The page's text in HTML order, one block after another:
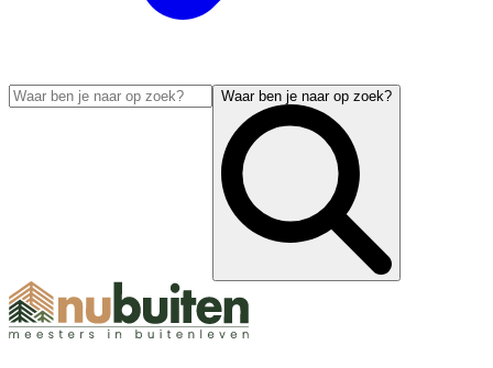
Waar ben je naar op zoek?